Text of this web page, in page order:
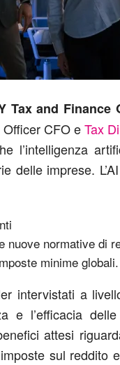
Tax and
CFO eTax
l’intelligenza
delle imprese.
nuove normative di
minime globali.
intervistati a
e l’efficacia
attesi
sul reddito